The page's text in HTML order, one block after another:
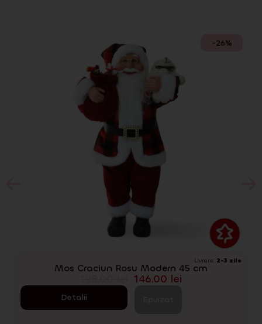
-26%
Livrare: 2-3 zile
Mos Craciun Rosu Modern 45 cm
146.00 lei
Detalii